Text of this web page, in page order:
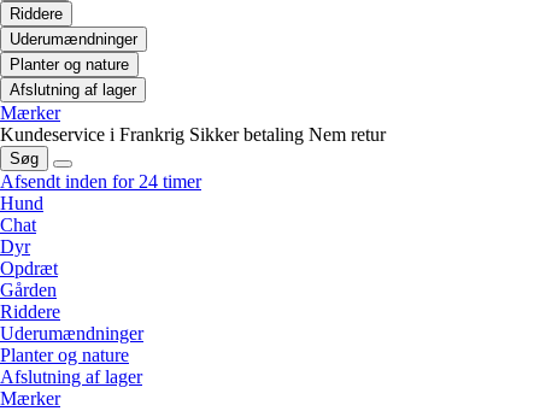
Riddere
Uderumændninger
Planter og nature
Afslutning af lager
Mærker
Kundeservice i Frankrig Sikker betaling Nem retur
Søg
Afsendt inden for 24 timer
Hund
Chat
Dyr
Opdræt
Gården
Riddere
Uderumændninger
Planter og nature
Afslutning af lager
Mærker